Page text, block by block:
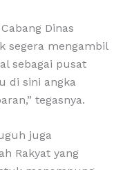
Dinas
segera mengambil
sebagai pusat
di sini angka
tegasnya.
juga
Rakyat yang